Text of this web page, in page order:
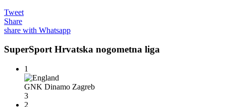
Tweet
Share
share with Whatsapp
SuperSport Hrvatska nogometna liga
1
GNK Dinamo Zagreb
3
2